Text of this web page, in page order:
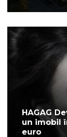
HAGAG
un imobil
euro